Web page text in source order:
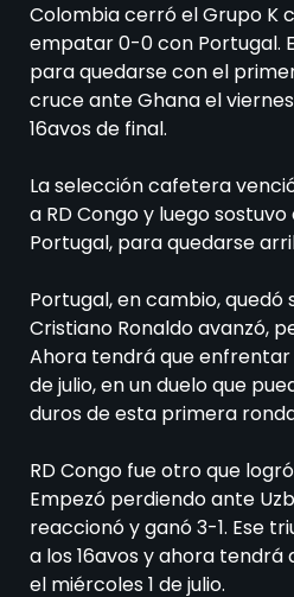
Colombia cerró el Grupo K
empatar 0-0 con Portugal.
para quedarse con el
cruce ante Ghana el
16avos de final.
La selección cafetera
a RD Congo y luego
Portugal, para quedarse
Portugal, en cambio, quedó
Cristiano Ronaldo avanzó,
Ahora tendrá que enfrentar
de julio, en un duelo que
duros de esta primera
RD Congo fue otro que
Empezó perdiendo ante
reaccionó y ganó 3-1. Ese
a los 16avos y ahora
el miércoles 1 de julio.